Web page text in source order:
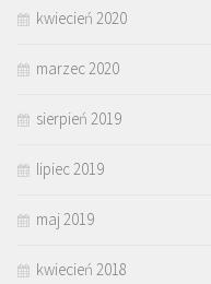
kwiecień 2020
marzec 2020
sierpień 2019
lipiec 2019
maj 2019
kwiecień 2018